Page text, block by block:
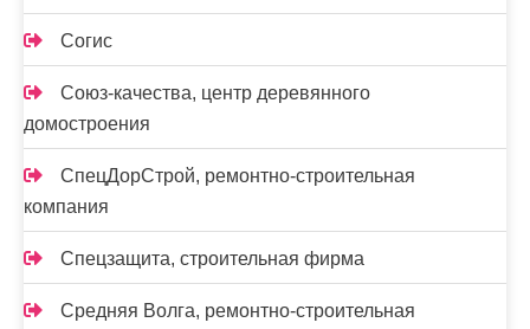
Согис
Союз-качества, центр деревянного
домостроения
СпецДорСтрой, ремонтно-строительная
компания
Спецзащита, строительная фирма
Средняя Волга, ремонтно-строительная